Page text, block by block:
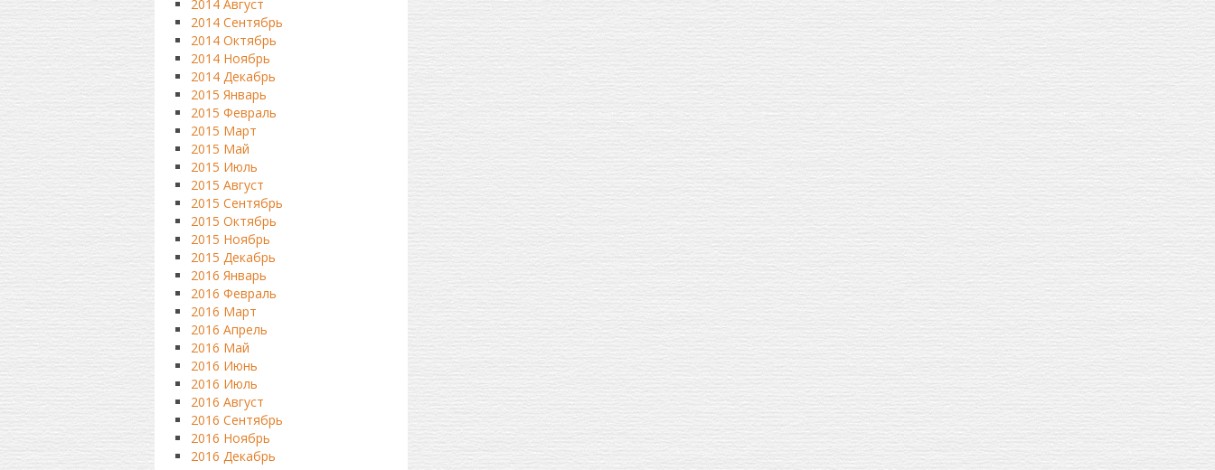
2014 Август
2014 Сентябрь
2014 Октябрь
2014 Ноябрь
2014 Декабрь
2015 Январь
2015 Февраль
2015 Март
2015 Май
2015 Июль
2015 Август
2015 Сентябрь
2015 Октябрь
2015 Ноябрь
2015 Декабрь
2016 Январь
2016 Февраль
2016 Март
2016 Апрель
2016 Май
2016 Июнь
2016 Июль
2016 Август
2016 Сентябрь
2016 Ноябрь
2016 Декабрь